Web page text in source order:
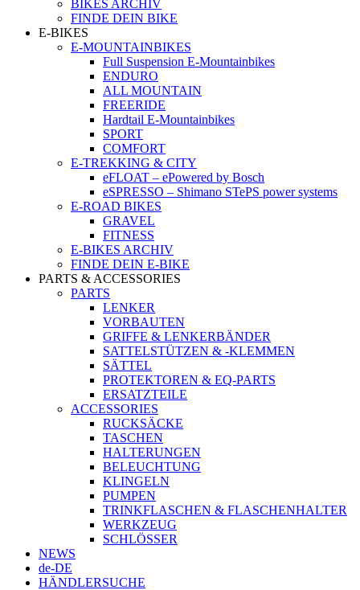
BIKES ARCHIV
FINDE DEIN BIKE
E-BIKES
E-MOUNTAINBIKES
Full Suspension E-Mountainbikes
ENDURO
ALL MOUNTAIN
FREERIDE
Hardtail E-Mountainbikes
SPORT
COMFORT
E-TREKKING & CITY
eFLOAT – ePowered by Bosch
eSPRESSO – Shimano STePS power systems
E-ROAD BIKES
GRAVEL
FITNESS
E-BIKES ARCHIV
FINDE DEIN E-BIKE
PARTS & ACCESSORIES
PARTS
LENKER
VORBAUTEN
GRIFFE & LENKERBÄNDER
SATTELSTÜTZEN & -KLEMMEN
SÄTTEL
PROTEKTOREN & EQ-PARTS
ERSATZTEILE
ACCESSORIES
RUCKSÄCKE
TASCHEN
HALTERUNGEN
BELEUCHTUNG
KLINGELN
PUMPEN
TRINKFLASCHEN & FLASCHENHALTER
WERKZEUG
SCHLÖSSER
NEWS
de-DE
HÄNDLERSUCHE